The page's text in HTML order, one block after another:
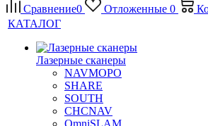
Сравнение0 Отложенные 0
КАТАЛОГ
Лазерные сканеры
NAVMOPO
SHARE
SOUTH
CHCNAV
OmniSLAM